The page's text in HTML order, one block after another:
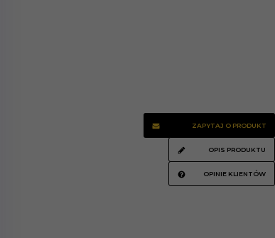
ZAPYTAJ O PRODUKT
OPIS PRODUKTU
OPINIE KLIENTÓW